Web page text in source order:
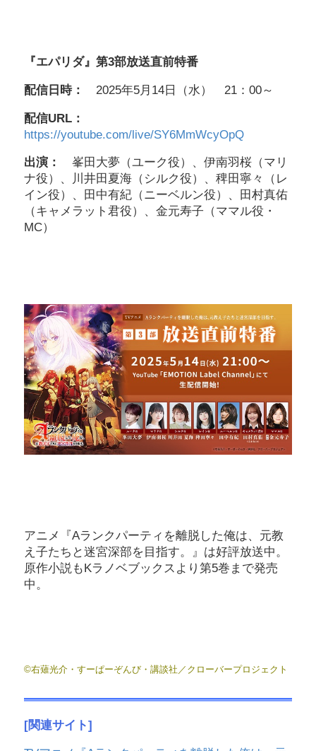
『エパリダ』第3部放送直前特番
配信日時： 2025年5月14日（水） 21：00～
配信URL：
https://youtube.com/live/SY6MmWcyOpQ
出演：
峯田大夢（ユーク役）、伊南羽桜（マリ
ナ役）、川井田夏海（シルク役）、稗田寧々（レ
イン役）、田中有紀（ニーベルン役）、田村真佑
（キャメラット君役）、金元寿子（ママル役・
MC）
アニメ『Aランクパーティを離脱した俺は、元教
え子たちと迷宮深部を目指す。』は好評放送中。
原作小説もKラノベブックスより第5巻まで発売
中。
©右薙光介・すーぱーぞんび・講談社／クローバープロジェクト
[関連サイト]